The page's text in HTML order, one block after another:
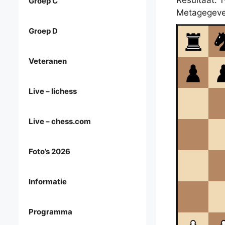
Groep D
Veteranen
Live – lichess
Live – chess.com
Foto’s 2026
Informatie
Programma